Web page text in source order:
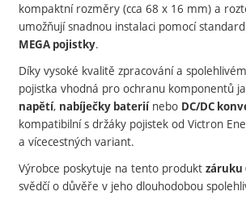
kompaktní rozměry (cca 68 x 16 mm) a
umožňují snadnou instalaci pomocí
MEGA pojistky.
Díky vysoké kvalitě zpracování a
pojistka vhodná pro ochranu komponentů
napětí, nabíječky bateriínebo DC/DC
kompatibilní s držáky pojistek od Victron
a vícecestných variant.
Výrobce poskytuje na tento produktzáruku
svědčí o důvěře v jeho dlouhodobou